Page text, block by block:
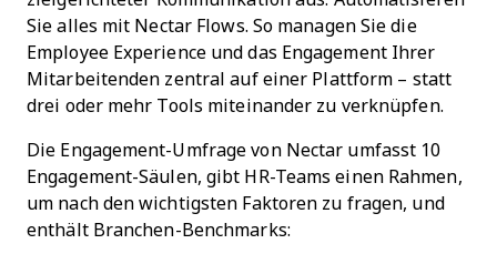
Sie alles mit Nectar Flows. So managen Sie die
Employee Experience und das Engagement Ihrer
Mitarbeitenden zentral auf einer Plattform – statt
drei oder mehr Tools miteinander zu verknüpfen.
Die Engagement-Umfrage von Nectar umfasst 10
Engagement-Säulen, gibt HR-Teams einen Rahmen,
um nach den wichtigsten Faktoren zu fragen, und
enthält Branchen-Benchmarks: